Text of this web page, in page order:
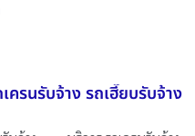
ครนรับจ้าง รถเฮี๊ยบรับจ้าง